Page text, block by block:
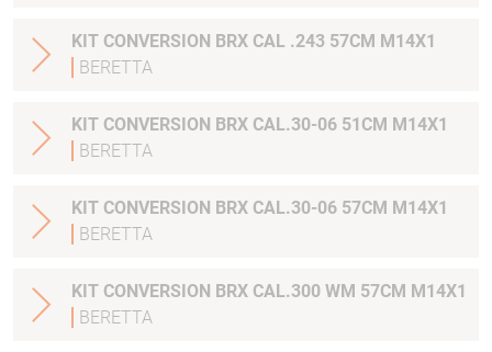
KIT CONVERSION BRX CAL .243 57CM M14X1
BERETTA
KIT CONVERSION BRX CAL.30-06 51CM M14X1
BERETTA
KIT CONVERSION BRX CAL.30-06 57CM M14X1
BERETTA
KIT CONVERSION BRX CAL.300 WM 57CM M14X1
BERETTA